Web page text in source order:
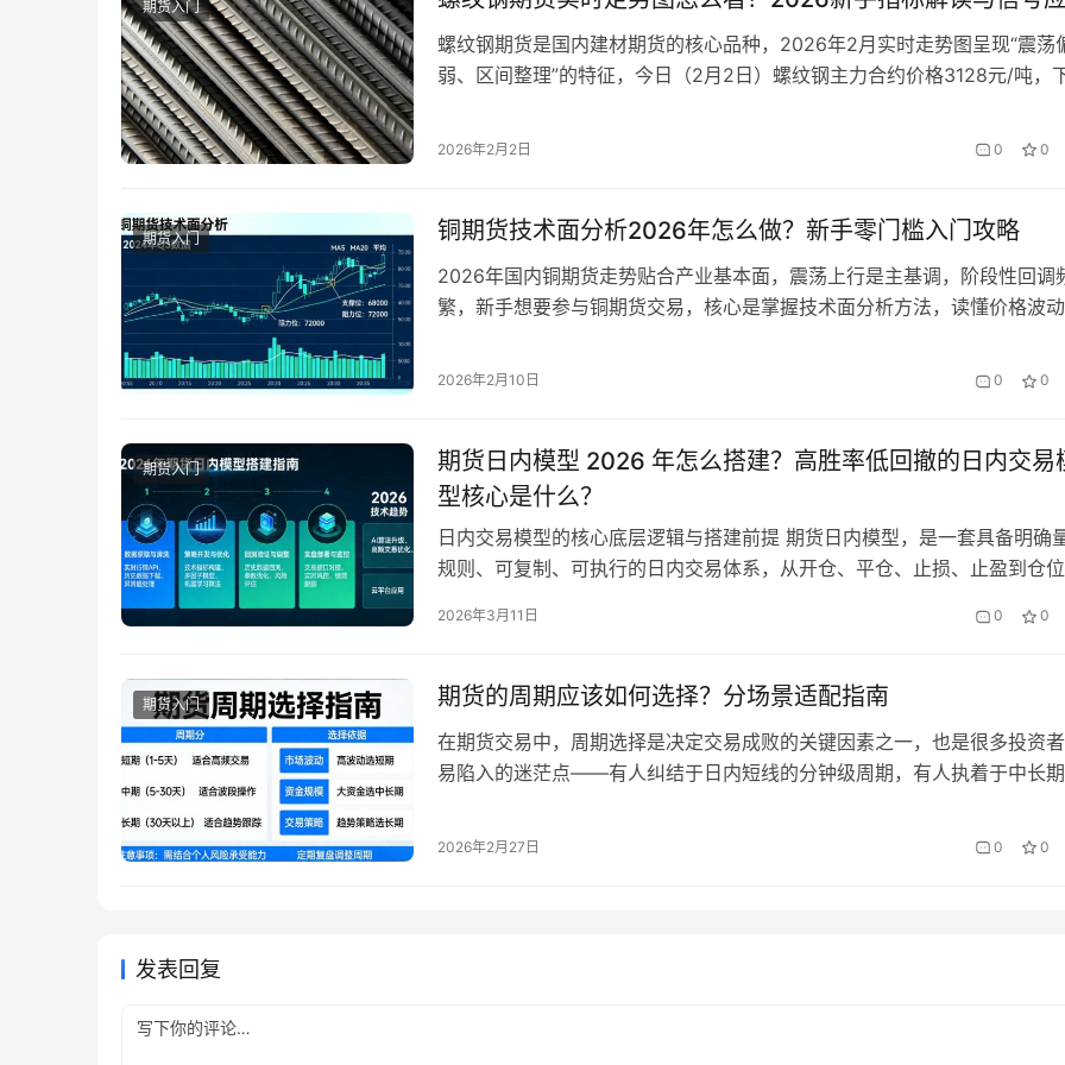
期货入门
螺纹钢期货是国内建材期货的核心品种，2026年2月实时走势图呈现“震荡
弱、区间整理”的特征，今日（2月2日）螺纹钢主力合约价格3128元/吨，
期货实时走势图，因看不懂K线、均线、成交量等核心指标，要么无法捕捉
2026年2月2日 0 0
期货入门 铜期货技术面分析2026年怎么做？新手零门槛入门攻略
2026年国内铜期货走势贴合产业基本面，震荡上行是主基调，阶段性回调
繁，新手想要参与铜期货交易，核心是掌握技术面分析方法，读懂价格波动
技术面分析存在认知误区，要么过度依赖复杂指标，要么忽视核心分析要素
2026年2月10日 0 0
期货入门
期货日内模型 2026 年怎么搭建？高胜率低回撤的日内交易
型核心是什么？
日内交易模型的核心底层逻辑与搭建前提 期货日内模型，是一套具备明确
规则、可复制、可执行的日内交易体系，从开仓、平仓、止损、止盈到仓位
是通过捕捉日内的高概率交易机会，积累小额稳定盈利，严格控制回撤，
型，首先要明确其核…
2026年3月11日 0 0
期货入门 期货的周期应该如何选择？分场景适配指南
在期货交易中，周期选择是决定交易成败的关键因素之一，也是很多投资
易陷入的迷茫点——有人纠结于日内短线的分钟级周期，有人执着于中长期
实上，期货的周期没有绝对的“好坏”之分，核心在于“适配”——适配自身的
2026年2月27日 0 0
发表回复